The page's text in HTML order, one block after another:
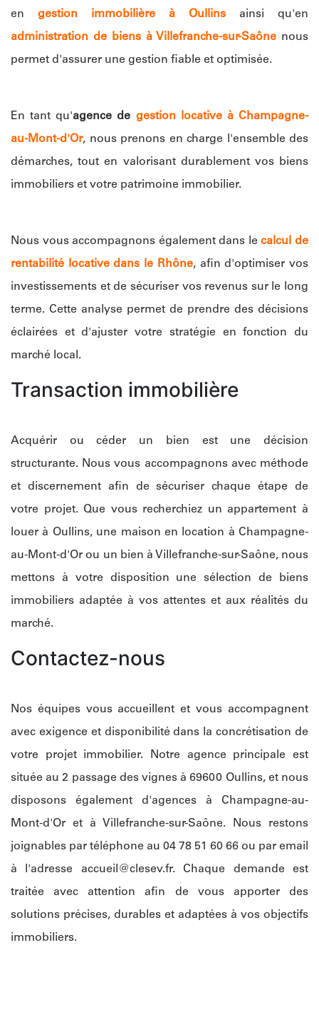
en gestion immobilière à Oullins ainsi qu'en
administration de biens à Villefranche-sur-Saône nous
permet d'assurer une gestion fiable et optimisée.
En tant qu'agence de gestion locative à Champagne-
au-Mont-d'Or, nous prenons en charge l'ensemble des
démarches, tout en valorisant durablement vos biens
immobiliers et votre patrimoine immobilier.
Nous vous accompagnons également dans lecalcul de
rentabilité locative dans le Rhône, afin d'optimiser vos
investissements et de sécuriser vos revenus sur le long
terme. Cette analyse permet de prendre des décisions
éclairées et d'ajuster votre stratégie en fonction du
marché local.
Transaction immobilière
Acquérir ou céder un bien est une décision
structurante. Nous vous accompagnons avec méthode
et discernement afin de sécuriser chaque étape de
votre projet. Que vous recherchiez un appartement à
louer à Oullins, une maison en location à Champagne-
au-Mont-d'Or ou un bien à Villefranche-sur-Saône, nous
mettons à votre disposition une sélection de biens
immobiliers adaptée à vos attentes et aux réalités du
marché.
Contactez-nous
Nos équipes vous accueillent et vous accompagnent
avec exigence et disponibilité dans la concrétisation de
votre projet immobilier. Notre agence principale est
située au 2 passage des vignes à 69600 Oullins, et nous
disposons également d'agences à Champagne-au-
Mont-d'Or et à Villefranche-sur-Saône. Nous restons
joignables par téléphone au 04 78 51 60 66 ou par email
à l'adresse accueil@clesev.fr. Chaque demande est
traitée avec attention afin de vous apporter des
solutions précises, durables et adaptées à vos objectifs
immobiliers.